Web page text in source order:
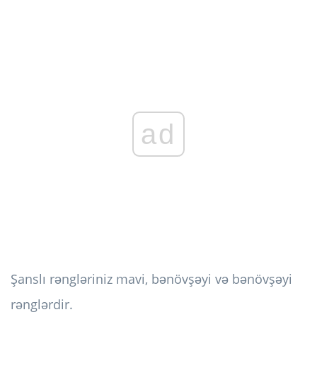
ad
Şanslı rəngləriniz mavi, bənövşəyi və bənövşəyi
rənglərdir.